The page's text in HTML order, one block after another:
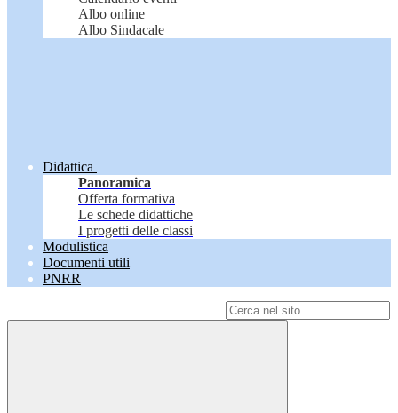
Albo online
Albo Sindacale
Didattica
Panoramica
Offerta formativa
Le schede didattiche
I progetti delle classi
Modulistica
Documenti utili
PNRR